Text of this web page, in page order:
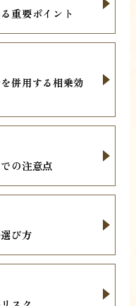
重要ポイント
併用する相乗効
の注意点
び方